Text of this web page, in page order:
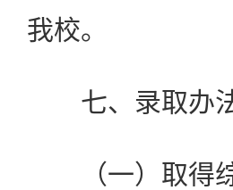
我校。
七、录取办
（一）取得综